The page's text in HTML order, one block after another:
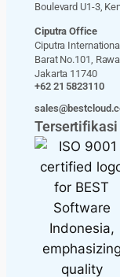
Boulevard U1-3,
Ciputra Office
Ciputra
Barat No.101,
Jakarta 11740
+62 21 5823110
Tersertifikasi